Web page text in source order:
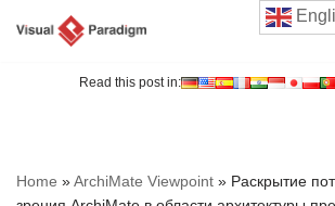
Read this post in:
Home »ArchiMate Viewpoint » Раскрытие